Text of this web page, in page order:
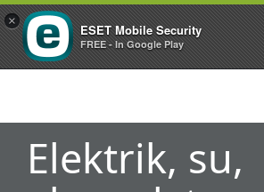
Elektrik, su,
×
ESET Mobile Security
FREE - In Google Play